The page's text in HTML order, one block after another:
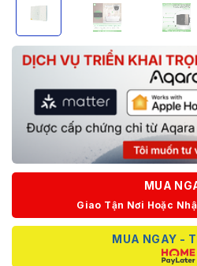
MUA
Giao Tận Nơi Hoặc
MUA NGAY -